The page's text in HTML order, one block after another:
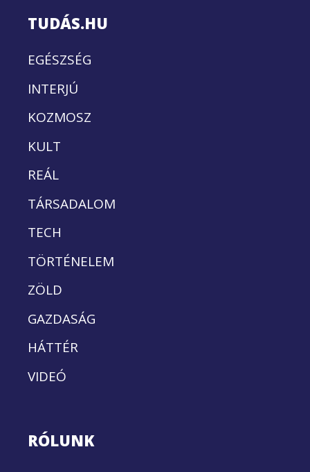
TUDÁS.HU
EGÉSZSÉG
INTERJÚ
KOZMOSZ
KULT
REÁL
TÁRSADALOM
TECH
TÖRTÉNELEM
ZÖLD
GAZDASÁG
HÁTTÉR
VIDEÓ
RÓLUNK